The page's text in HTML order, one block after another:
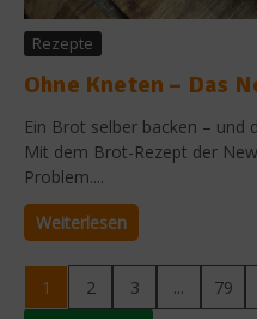
Rezepte
Ohne Kneten – Das
Ein Brot selber backen – und
Mit dem Brot-Rezept der
Problem....
Weiterlesen
1 2 3 ... 79